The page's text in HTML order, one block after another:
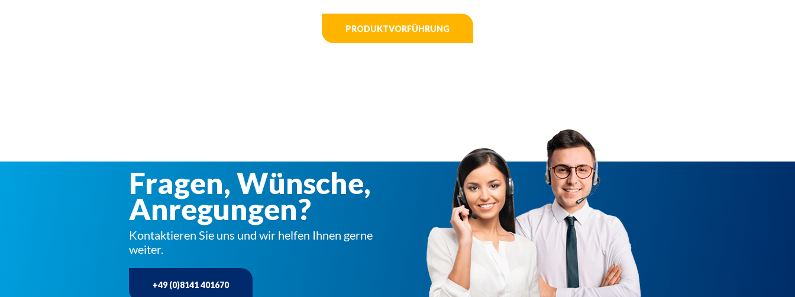
PRODUKTVORFÜHRUNG
Fragen, Wünsche,
Anregungen?
Kontaktieren Sie uns und wir helfen Ihnen gerne
weiter.
+49 (0)8141 401670